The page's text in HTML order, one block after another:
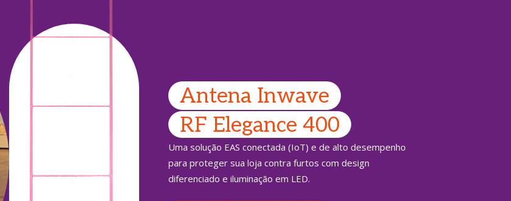
Antena Inwave
RF Elegance 400
Uma solução EAS conectada (IoT) e de alto desempenho
para proteger sua loja contra furtos com design
diferenciado e iluminação em LED.